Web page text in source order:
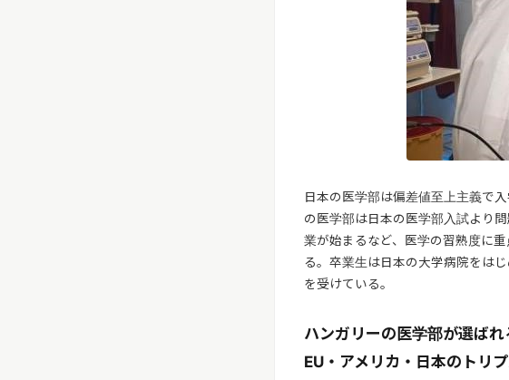
日本の医学部は偏差値至上主義で
の医学部は日本の医学部入試より
業が始まるなど、医学の習熟度に
る。卒業生は日本の大学病院をは
を受けている。
ハンガリーの医学部が選ば
EU・アメリカ・日本のトリ